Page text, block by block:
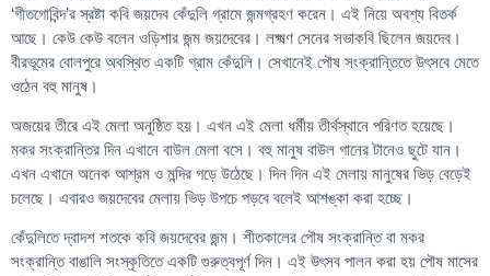
‘গীতগোবিন্দ’র স্রষ্টা কবি জয়দেব কেঁদুলি গ্রামে জন্মগ্রহণ করেন। এই নিয়ে অবশ্য বিতর্ক
আছে। কেউ কেউ বলেন ওড়িশার জন্ম জয়দেবের। লক্ষ্মণ সেনের সভাকবি ছিলেন জয়দেব।
বীরভূমের বোলপুরে অবস্থিত একটি গ্রাম কেঁদুলি। সেখানেই পৌষ সংক্রান্তিতে উৎসবে মেতে
ওঠেন বহু মানুষ।
অজয়ের তীরে এই মেলা অনুষ্ঠিত হয়। এখন এই মেলা ধর্মীয় তীর্থস্থানে পরিণত হয়েছে।
মকর সংক্রান্তির দিন এখানে বাউল মেলা বসে। বহু মানুষ বাউল গানের টানেও ছুটে যান।
এখন এখানে অনেক আশ্রম ও মন্দির গড়ে উঠেছে। দিন দিন এই মেলায় মানুষের ভিড় বেড়েই
চলেছে। এবারও জয়দেবের মেলায় ভিড় উপচে পড়বে বলেই আশঙ্কা করা হচ্ছে।
কেঁদুলিতে দ্বাদশ শতকে কবি জয়দেবের জন্ম। শীতকালের পৌষ সংক্রান্তি বা মকর
সংক্রান্তি বাঙালি সংস্কৃতিতে একটি গুরুত্বপূর্ণ দিন। এই উৎসব পালন করা হয় পৌষ মাসের